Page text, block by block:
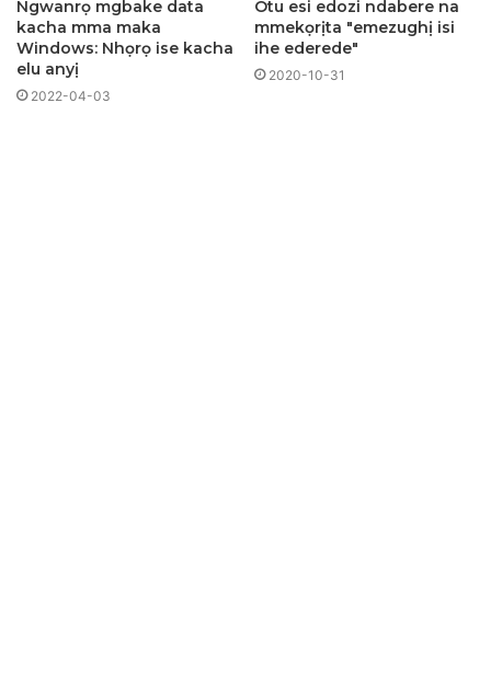
Ngwanrọ mgbake data
kacha mma maka
Windows: Nhọrọ ise kacha
elu anyị
2022-04-03
Otu esi edozi ndabere na
mmekọrịta "emezughị isi
ihe ederede"
2020-10-31